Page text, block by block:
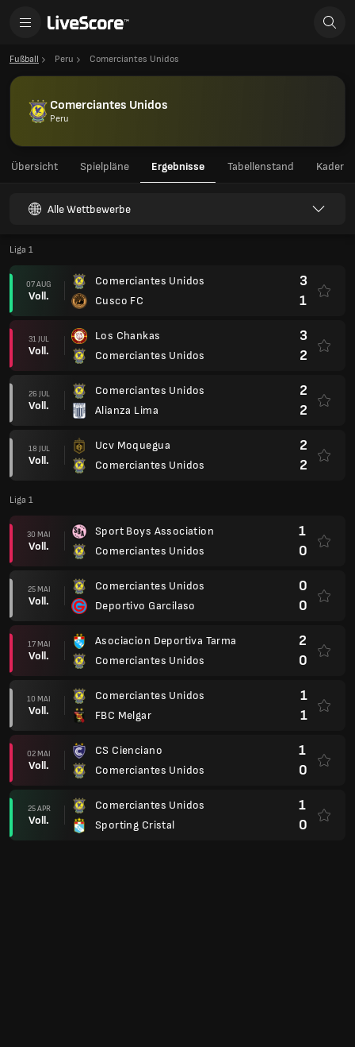
Fußball Peru Comerciantes Unidos
Comerciantes Unidos
Peru
Übersicht Spielpläne Ergebnisse Tabellenstand Kader
Alle Wettbewerbe
Liga 1
07 AUG
Voll.
Comerciantes Unidos
Cusco FC
3
1
31 JUL
Voll.
Los Chankas
Comerciantes Unidos
3
2
26 JUL
Voll.
Comerciantes Unidos
Alianza Lima
2
2
18 JUL
Voll.
Ucv Moquegua
Comerciantes Unidos
2
2
Liga 1
30 MAI
Voll.
Sport Boys Association
Comerciantes Unidos
1
0
25 MAI
Voll.
Comerciantes Unidos
Deportivo Garcilaso
0
0
17 MAI
Voll.
Asociacion Deportiva Tarma
Comerciantes Unidos
2
0
10 MAI
Voll.
Comerciantes Unidos
FBC Melgar
1
1
02 MAI
Voll.
CS Cienciano
Comerciantes Unidos
1
0
25 APR
Voll.
Comerciantes Unidos
Sporting Cristal
1
0